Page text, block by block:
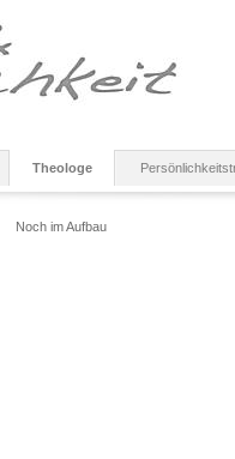
Theologe
Noch im Aufbau